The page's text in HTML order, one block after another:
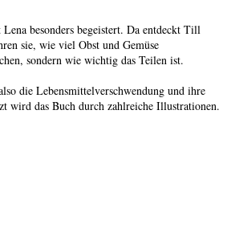
besonders begeistert. Da entdeckt Till
sie, wie viel Obst und Gemüse
sondern wie wichtig das Teilen ist.
die Lebensmittelverschwendung und ihre
wird das Buch durch zahlreiche Illustrationen.